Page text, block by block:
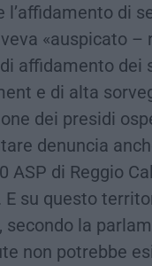
l’affidamento di
«auspicato
affidamento dei
e di alta
dei presidi
denuncia
ASP di Reggio
E su questo
secondo la
non potrebbe